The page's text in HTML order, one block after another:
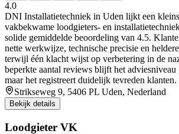
4.0
DNI Installatietechniek in Uden lijkt een
vakbekwame loodgieters- en
solide gemiddelde beoordeling van 4.5.
nette werkwijze, technische precisie en
terwijl één klacht wijst op verbetering in de
beperkte aantal reviews blijft het
maar het registreert duidelijk tevreden klanten.
Strikseweg 9, 5406 PL Uden, Nederland
Bekijk details
Loodgieter VK